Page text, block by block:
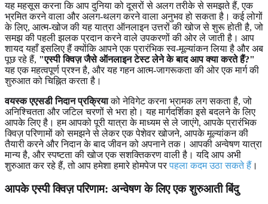
यह महसूस करना कि आप दुनिया को दूसरों से अलग तरीके से समझते हैं, एक
भ्रमित करने वाला और अलग-थलग करने वाला अनुभव हो सकता है। कई लोगों
के लिए, आत्म-खोज की यह यात्रा ऑनलाइन उत्तरों की खोज से शुरू होती है, जो
समझ की पहली झलक प्रदान करने वाले उपकरणों की ओर ले जाती है। आप
शायद यहाँ इसलिए हैं क्योंकि आपने एक प्रारंभिक स्व-मूल्यांकन लिया है और अब
पूछ रहे हैं, "एस्पी क्विज़ जैसे ऑनलाइन टेस्ट लेने के बाद आप क्या करते हैं?"
यह एक महत्वपूर्ण प्रश्न है, और यह गहन आत्म-जागरूकता की ओर एक मार्ग की
शुरुआत को चिह्नित करता है।
वयस्क एएसडी निदान प्रक्रियाको नेविगेट करना भ्रामक लग सकता है, जो
अनिश्चितता और जटिल चरणों से भरा हो। यह मार्गदर्शिका इसे बदलने के लिए
आपके लिए है। हम आपको पूरी यात्रा के माध्यम से ले जाएंगे, आपके प्रारंभिक
क्विज़ परिणामों को समझने से लेकर एक पेशेवर खोजने, आपके मूल्यांकन की
तैयारी करने और निदान के बाद जीवन को अपनाने तक। आपकी अन्वेषण यात्रा
मान्य है, और स्पष्टता की खोज एक सशक्तिकरण वाली है। यदि आप अभी
शुरुआत कर रहे हैं, तो आप हमेशा हमारे होमपेज परपहला कदम उठा सकते हैं ।
आपके एस्पी क्विज़ परिणाम: अन्वेषण के लिए एक शुरुआती बिंदु